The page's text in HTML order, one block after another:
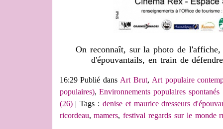
On reconnaît, sur la photo de
d'épouvantails, en train de
16:29 Publié dansArt Brut, Art populaire
populaires),Environnements populaires spontanés
(26)| Tags : denise et maurice dresseurs
ricordeau,mamers,festival regards sur le monde